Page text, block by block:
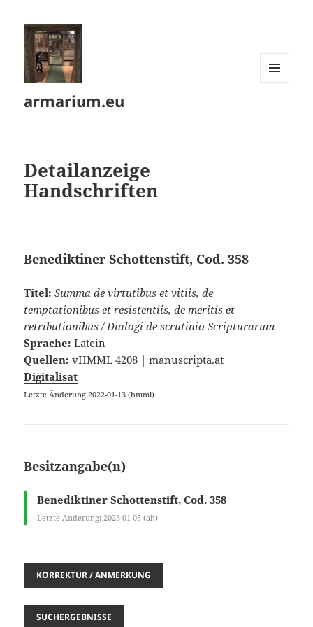
armarium.eu
Detailanzeige
Handschriften
Benediktiner Schottenstift, Cod. 358
Titel:Summa de virtutibus et vitiis, de
temptationibus et resistentiis, de meritis et
retributionibus / Dialogi de scrutinio Scripturarum
Sprache:Latein
Quellen:vHMML4208 |manuscripta.at
Digitalisat
Letzte Änderung 2022-01-13 (hmml)
Besitzangabe(n)
Benediktiner Schottenstift, Cod. 358
Letzte Änderung: 2023-01-05 (ah)